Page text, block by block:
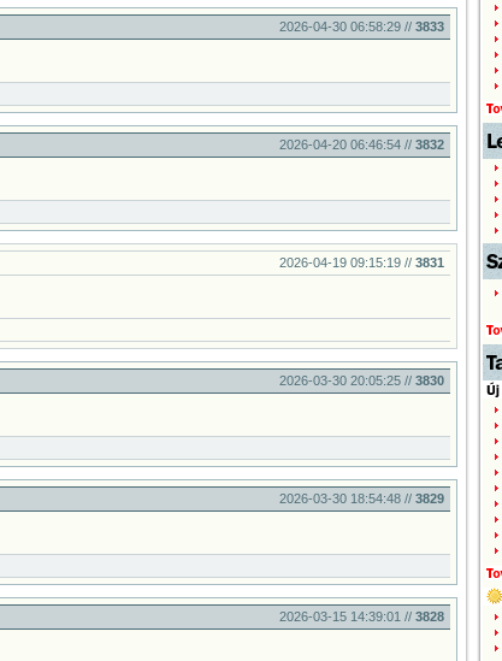
2026-04-30 06:58:29 // 3833
2026-04-20 06:46:54 // 3832
2026-04-19 09:15:19 // 3831
2026-03-30 20:05:25 // 3830
2026-03-30 18:54:48 // 3829
2026-03-15 14:39:01 // 3828